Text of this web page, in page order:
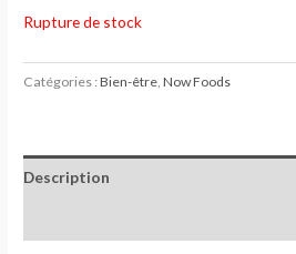
Rupture de stock
Catégories :Bien-être,Now Foods
Description